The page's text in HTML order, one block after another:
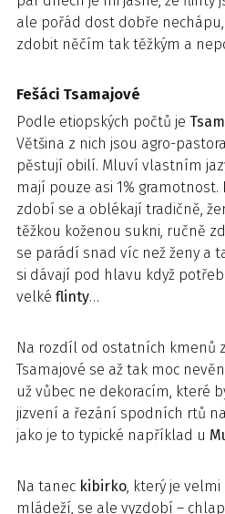
ale pořád dost dobře
zdobit něčím tak těžkým a
Fešáci Tsamajové
Podle etiopských počtů je
Většina z nich jsou agro-
pěstují obilí. Mluví vlastním
mají pouze asi 1% gramotnost.
zdobí se a oblékají tradičně,
těžkou koženou sukni, ručně
se parádí snad víc než ženy a
si dávají pod hlavu když
velké flinty…
Na rozdíl od ostatních kmenů
Tsamajové se až tak moc
už vůbec ne dekoracím, které
jizvení a řezání spodních rtů
jako je to typické například u
Na tanec kibirko, který je
mládeží, se ale vyzdobí –